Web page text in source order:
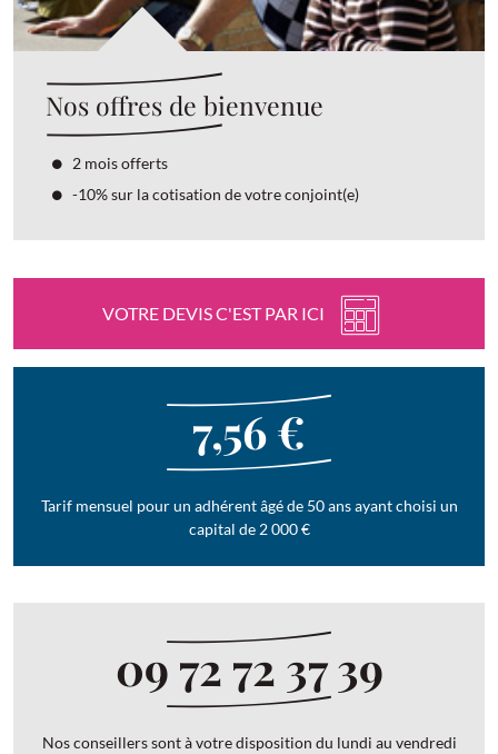
Nos offres de bienvenue
2 mois offerts
-10% sur la cotisation de votre conjoint(e)
VOTRE DEVIS C'EST PAR ICI
7,56 €
Tarif mensuel pour un adhérent âgé de 50 ans ayant choisi un
capital de 2 000 €
09 72 72 37 39
Nos conseillers sont à votre disposition du lundi au vendredi